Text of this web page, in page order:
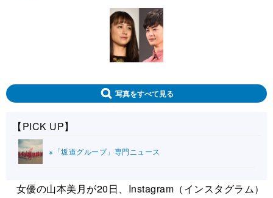
写真をすべて見る
【PICK UP】
※「坂道グループ」専門ニュース
女優の山本美月が20日、Instagram（インスタグラム）